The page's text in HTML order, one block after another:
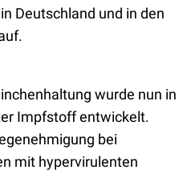
Deutschland und in den
wurde nun in
Impfstoff entwickelt.
genehmigung bei
mit hypervirulenten